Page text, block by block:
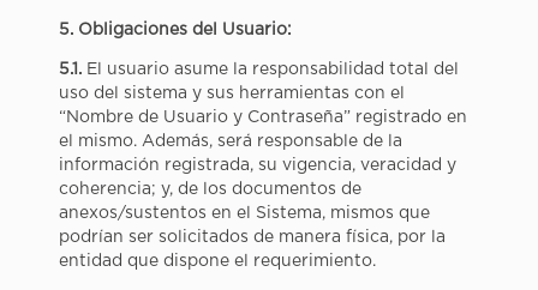
5. Obligaciones del Usuario:
5.1.El usuario asume la responsabilidad total del
uso del sistema y sus herramientas con el
“Nombre de Usuario y Contraseña” registrado en
el mismo. Además, será responsable de la
información registrada, su vigencia, veracidad y
coherencia; y, de los documentos de
anexos/sustentos en el Sistema, mismos que
podrían ser solicitados de manera física, por la
entidad que dispone el requerimiento.